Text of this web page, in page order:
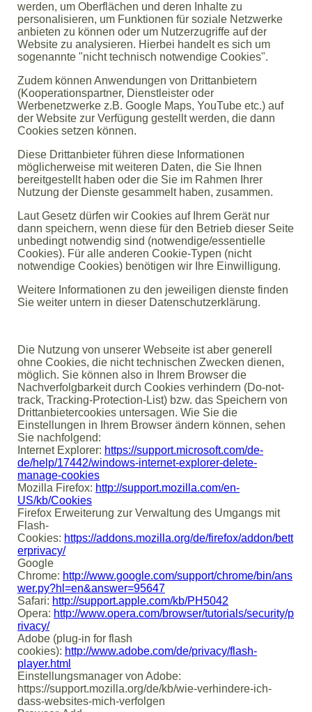
werden, um Oberflächen und deren Inhalte zu
personalisieren, um Funktionen für soziale Netzwerke
anbieten zu können oder um Nutzerzugriffe auf der
Website zu analysieren. Hierbei handelt es sich um
sogenannte "nicht technisch notwendige Cookies".
Zudem können Anwendungen von Drittanbietern
(Kooperationspartner, Dienstleister oder
Werbenetzwerke z.B. Google Maps, YouTube etc.) auf
der Website zur Verfügung gestellt werden, die dann
Cookies setzen können.
Diese Drittanbieter führen diese Informationen
möglicherweise mit weiteren Daten, die Sie Ihnen
bereitgestellt haben oder die Sie im Rahmen Ihrer
Nutzung der Dienste gesammelt haben, zusammen.
Laut Gesetz dürfen wir Cookies auf Ihrem Gerät nur
dann speichern, wenn diese für den Betrieb dieser Seite
unbedingt notwendig sind (notwendige/essentielle
Cookies). Für alle anderen Cookie-Typen (nicht
notwendige Cookies) benötigen wir Ihre Einwilligung.
Weitere Informationen zu den jeweiligen dienste finden
Sie weiter untern in dieser Datenschutzerklärung.
Die Nutzung von unserer Webseite ist aber generell
ohne Cookies, die nicht technischen Zwecken dienen,
möglich. Sie können also in Ihrem Browser die
Nachverfolgbarkeit durch Cookies verhindern (Do-not-
track, Tracking-Protection-List) bzw. das Speichern von
Drittanbietercookies untersagen. Wie Sie die
Einstellungen in Ihrem Browser ändern können, sehen
Sie nachfolgend:
Internet Explorer: https://support.microsoft.com/de-
de/help/17442/windows-internet-explorer-delete-
manage-cookies
Mozilla Firefox: http://support.mozilla.com/en-
US/kb/Cookies
Firefox Erweiterung zur Verwaltung des Umgangs mit
Flash-
Cookies: https://addons.mozilla.org/de/firefox/addon/bett
erprivacy/
Google
Chrome: http://www.google.com/support/chrome/bin/ans
wer.py?hl=en&answer=95647
Safari: http://support.apple.com/kb/PH5042
Opera: http://www.opera.com/browser/tutorials/security/p
rivacy/
Adobe (plug-in for flash
cookies): http://www.adobe.com/de/privacy/flash-
player.html
Einstellungsmanager von Adobe:
https://support.mozilla.org/de/kb/wie-verhindere-ich-
dass-websites-mich-verfolgen